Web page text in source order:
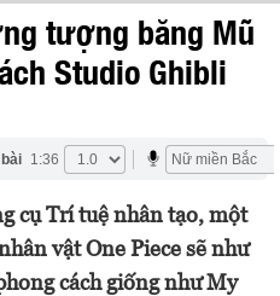
tượng băng Mũ
Studio Ghibli
1:36
cụ Trí tuệ nhân tạo, một
vật One Piece sẽ như
cách giống như My